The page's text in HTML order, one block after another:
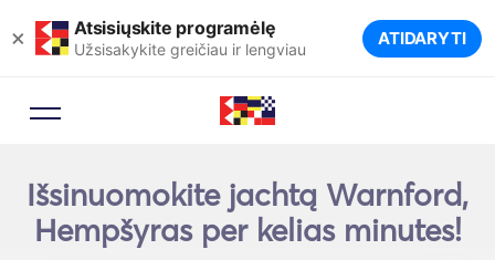
× Atsisiųskite programėlę
Užsisakykite greičiau ir lengviau ATIDARYTI
Išsinuomokite jachtą Warnford,
Hempšyras per kelias minutes!